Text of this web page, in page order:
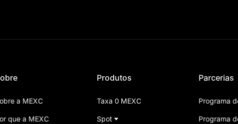
a MEXC
que a MEXC
Produtos
Taxa 0 MEXC
Spot
Parcerias
Programa
Programa